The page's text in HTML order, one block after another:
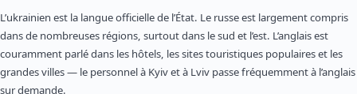
L’ukrainien est la langue officielle de l’État. Le russe est largement compris
dans de nombreuses régions, surtout dans le sud et l’est. L’anglais est
couramment parlé dans les hôtels, les sites touristiques populaires et les
grandes villes — le personnel à Kyiv et à Lviv passe fréquemment à l’anglais
sur demande.